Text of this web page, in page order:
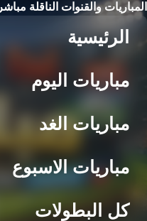
المباريات والقنوات الناقلة مباشر
الرئيسية
مباريات اليوم
مباريات الغد
مباريات الاسبوع
كل البطولات